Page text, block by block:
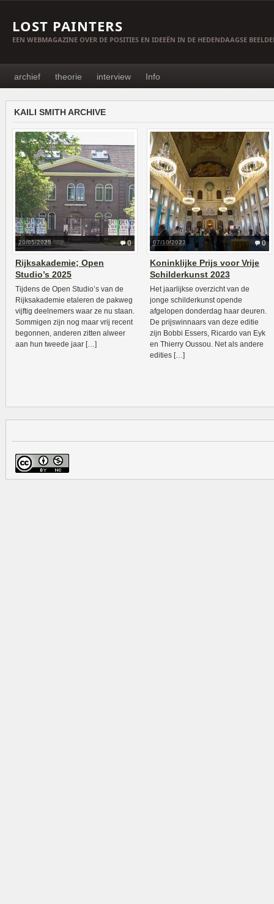
LOST PAINTERS
EEN WEBMAGAZINE OVER DE POSITIES EN IDEEËN IN DE HEDENDAAGSE
archief theorie interview Info
KAILI SMITH ARCHIVE
0
20/05/2025
Rijksakademie; Open
Studio’s 2025
Tijdens de Open Studio’s van de
Rijksakademie etaleren de pakweg
vijftig deelnemers waar ze nu staan.
Sommigen zijn nog maar vrij recent
begonnen, anderen zitten alweer
aan hun tweede jaar […]
0
07/10/2023
Koninklijke Prijs voor Vrije
Schilderkunst 2023
Het jaarlijkse overzicht van de
jonge schilderkunst opende
afgelopen donderdag haar deuren.
De prijswinnaars van deze editie
zijn Bobbi Essers, Ricardo van Eyk
en Thierry Oussou. Net als andere
edities […]